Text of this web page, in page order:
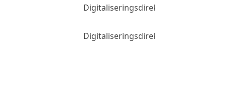
Digitaliseringsdirektoratet
Digitaliseringsdirektoratet